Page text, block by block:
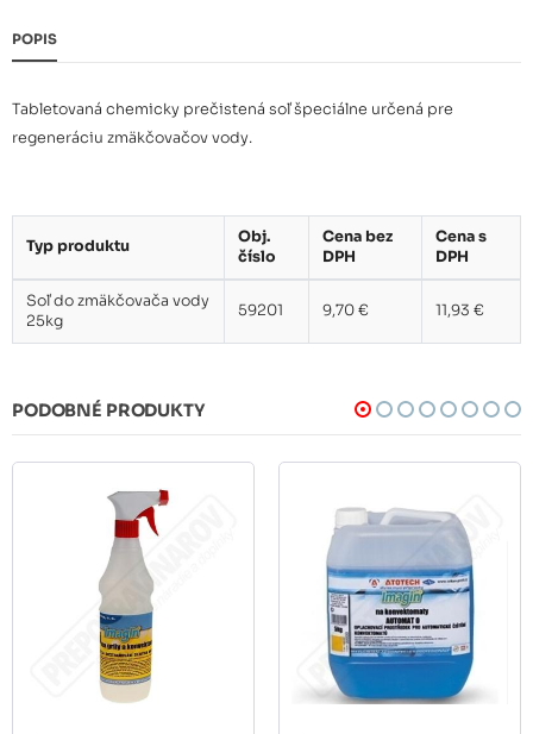
POPIS
Tabletovaná chemicky prečistená soľ špeciálne určená pre
regeneráciu zmäkčovačov vody.
Typ produktu
Obj.
číslo
Cena bez
DPH
Cena s
DPH
Soľ do zmäkčovača vody
25kg
59201 9,70 € 11,93 €
PODOBNÉ PRODUKTY